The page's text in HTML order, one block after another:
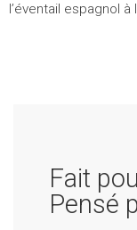
l’éventail espagnol
Fait
Pensé